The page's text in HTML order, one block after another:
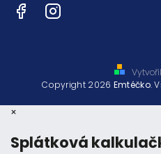
FacebookInstagram
Copyright 2026 Emtéčko.
×
Splátková